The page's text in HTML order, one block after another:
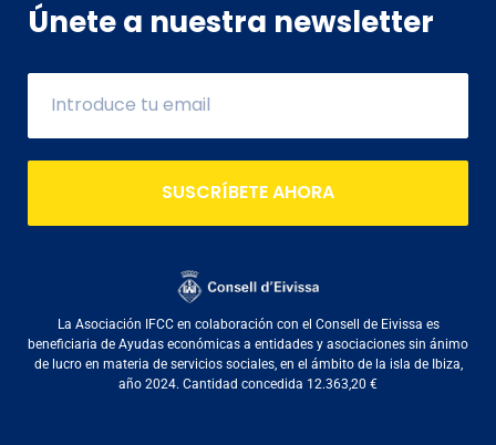
Únete a nuestra newsletter
SUSCRÍBETE AHORA
La Asociación IFCC en colaboración con el Consell de Eivissa es
beneficiaria de Ayudas económicas a entidades y asociaciones sin ánimo
de lucro en materia de servicios sociales, en el ámbito de la isla de Ibiza,
año 2024. Cantidad concedida 12.363,20 €